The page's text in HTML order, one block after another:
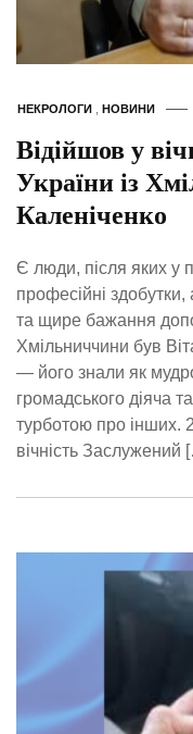
НЕКРОЛОГИ НОВИНИ
Відійшов у
України із
Каленіченко
Є люди, після яких у
професійні
та щире бажання
Хмільниччини був
— його знали як
громадського діяча
турботою про інших.
вічність Заслужений